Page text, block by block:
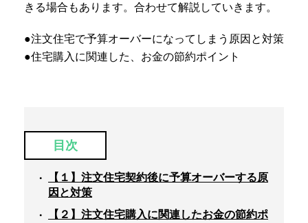
きる場合もあります。合わせて解説していきます。
●注文住宅で予算オーバーになってしまう原因と対策
●住宅購入に関連した、お金の節約ポイント
目次
【１】注文住宅契約後に予算オーバーする原
因と対策
【２】注文住宅購入に関連したお金の節約ポ